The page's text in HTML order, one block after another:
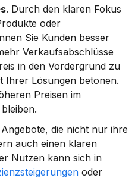
. Durch den klaren Fokus
oder
Sie Kunden besser
Verkaufsabschlüsse
in den Vordergrund zu
Ihrer Lösungen betonen.
Preisen im
die nicht nur ihre
oder